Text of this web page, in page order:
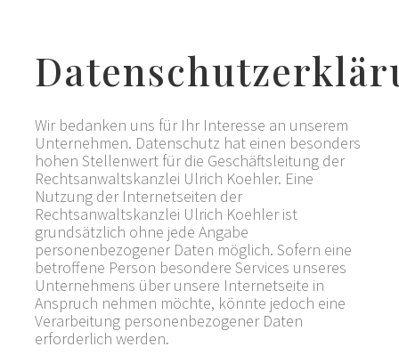
Wir bedanken uns für Ihr Interesse an unserem
Unternehmen. Datenschutz hat einen besonders
hohen Stellenwert für die Geschäftsleitung der
Rechtsanwaltskanzlei Ulrich Koehler. Eine
Nutzung der Internetseiten der
Rechtsanwaltskanzlei Ulrich Koehler ist
grundsätzlich ohne jede Angabe
personenbezogener Daten möglich. Sofern eine
betroffene Person besondere Services unseres
Unternehmens über unsere Internetseite in
Anspruch nehmen möchte, könnte jedoch eine
Verarbeitung personenbezogener Daten
erforderlich werden.